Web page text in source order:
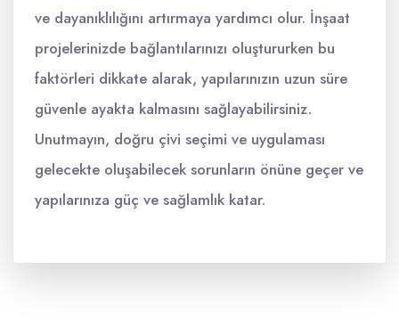
ve dayanıklılığını artırmaya yardımcı olur. İnşaat
projelerinizde bağlantılarınızı oluştururken bu
faktörleri dikkate alarak, yapılarınızın uzun süre
güvenle ayakta kalmasını sağlayabilirsiniz.
Unutmayın, doğru çivi seçimi ve uygulaması
gelecekte oluşabilecek sorunların önüne geçer ve
yapılarınıza güç ve sağlamlık katar.